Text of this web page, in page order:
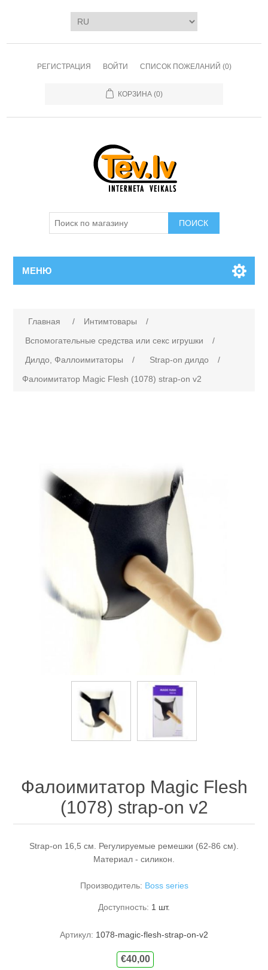
РЕГИСТРАЦИЯ ВОЙТИ СПИСОК ПОЖЕЛАНИЙ (0)
КОРЗИНА (0)
ПОИСК
МЕНЮ
Главная / Интимтовары
/
Вспомогательные средства или cекс игрушки
/
Дилдо, Фаллоимитаторы
/ Strap-on дилдо
/
Фалоимитатор Magic Flesh (1078) strap-on v2
Фалоимитатор Magic Flesh
(1078) strap-on v2
Strap-on 16,5 см. Регулируемые ремешки (62-86 см).
Материал - силикон.
Производитель: Boss series
Доступность: 1 шт.
Артикул: 1078-magic-flesh-strap-on-v2
€40,00